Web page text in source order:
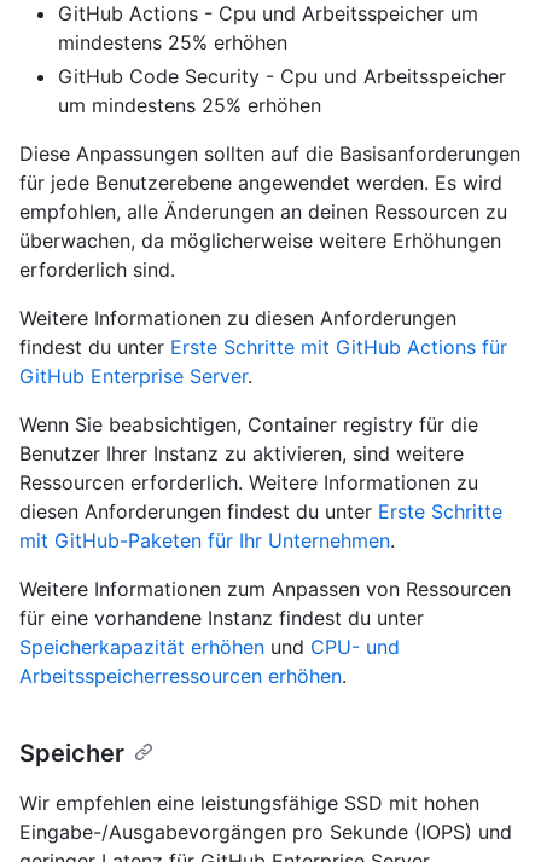
GitHub Actions - Cpu und Arbeitsspeicher um
mindestens 25% erhöhen
GitHub Code Security - Cpu und Arbeitsspeicher
um mindestens 25% erhöhen
Diese Anpassungen sollten auf die Basisanforderungen
für jede Benutzerebene angewendet werden. Es wird
empfohlen, alle Änderungen an deinen Ressourcen zu
überwachen, da möglicherweise weitere Erhöhungen
erforderlich sind.
Weitere Informationen zu diesen Anforderungen
findest du unter Erste Schritte mit GitHub Actions für
GitHub Enterprise Server.
Wenn Sie beabsichtigen, Container registry für die
Benutzer Ihrer Instanz zu aktivieren, sind weitere
Ressourcen erforderlich. Weitere Informationen zu
diesen Anforderungen findest du unter Erste Schritte
mit GitHub-Paketen für Ihr Unternehmen.
Weitere Informationen zum Anpassen von Ressourcen
für eine vorhandene Instanz findest du unter
Speicherkapazität erhöhen und CPU- und
Arbeitsspeicherressourcen erhöhen.
Speicher
Wir empfehlen eine leistungsfähige SSD mit hohen
Eingabe-/Ausgabevorgängen pro Sekunde (IOPS) und